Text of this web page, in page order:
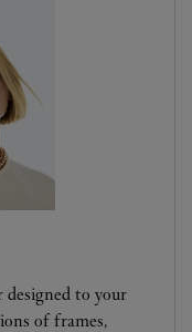
designed to your
of frames,